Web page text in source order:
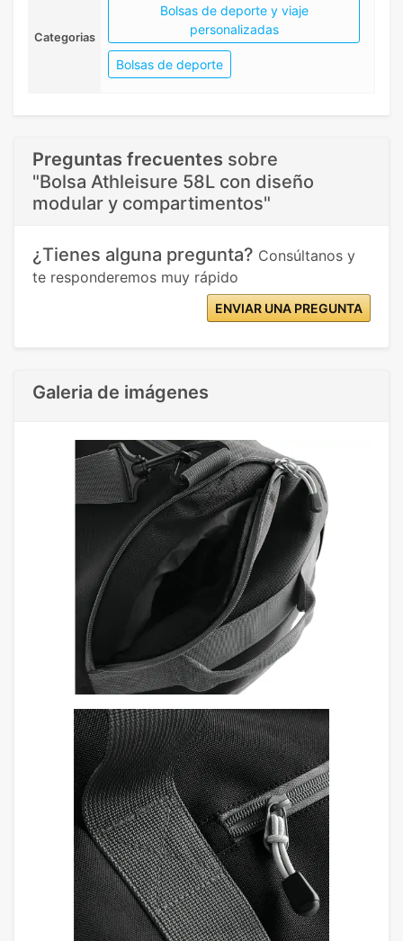
Categorias
Bolsas de deporte y viaje
personalizadas
Bolsas de deporte
Preguntas frecuentes sobre
"Bolsa Athleisure 58L con diseño
modular y compartimentos"
¿Tienes alguna pregunta? Consúltanos y
te responderemos muy rápido
ENVIAR UNA PREGUNTA
Galeria de imágenes